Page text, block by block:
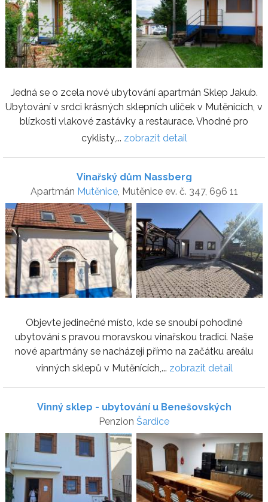
Jedná se o zcela nové ubytování apartmán Sklep Jakub.
Ubytování v srdci krásných sklepních uliček v Mutěnicích, v
blízkosti vlakové zastávky a restaurace. Vhodné pro
cyklisty,... zobrazit detail
Vinařský dům Nassberg
Apartmán Mutěnice, Mutěnice ev. č. 347, 696 11
Objevte jedinečné místo, kde se snoubí pohodlné
ubytování s pravou moravskou vinařskou tradicí. Naše
nové apartmány se nacházejí přímo na začátku areálu
vinných sklepů v Mutěnících,... zobrazit detail
Vinný sklep - ubytování u Benešovských
Penzion Šardice